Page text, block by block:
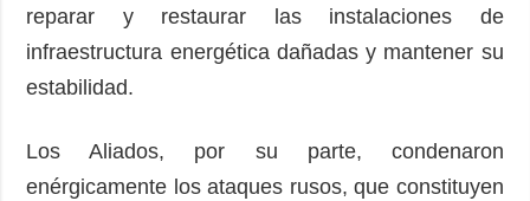
reparar y restaurar las instalaciones de
infraestructura energética dañadas y mantener su
estabilidad.
Los Aliados, por su parte, condenaron
enérgicamente los ataques rusos, que constituyen